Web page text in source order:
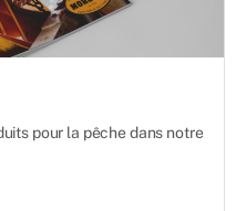
pour la pêche dans notre